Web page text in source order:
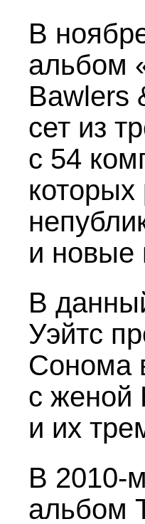
В
альбом
Bawlers
сет из
с 54
которых
и новые
В
Уэйтс
Сонома
с женой
и их
В 2010-м
альбом